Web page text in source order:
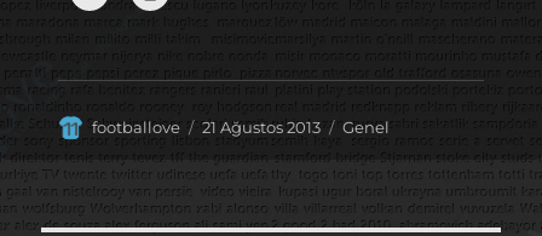
Yazar
footballove
Yayın
21 Ağustos 2013 Kategoriler
Genel